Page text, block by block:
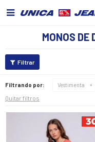

MONOS DE
Filtrando por: Vestimenta
Quitar filtros